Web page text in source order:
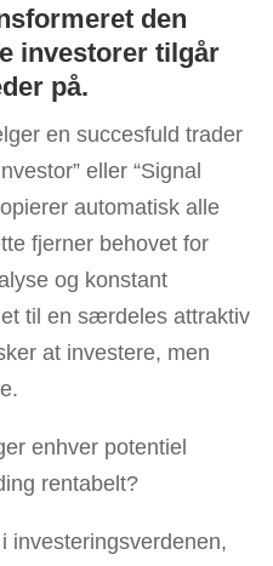
den
investorer tilgår
på.
en succesfuld trader
eller “Signal
automatisk alle
fjerner behovet for
og konstant
til en særdeles attraktiv
at investere, men
enhver potentiel
rentabelt?
investeringsverdenen,